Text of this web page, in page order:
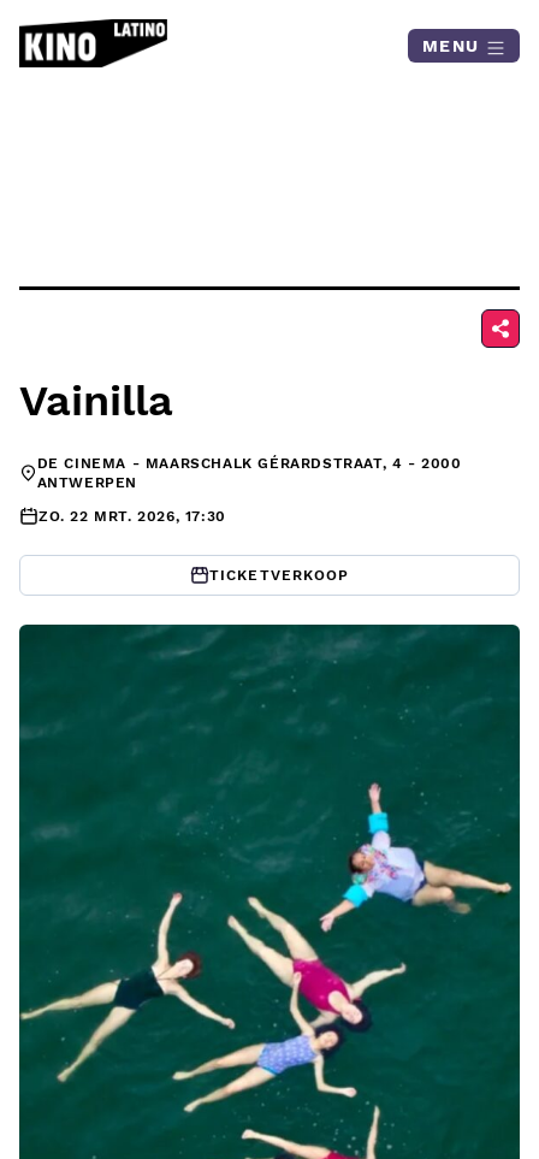
MENU
Vainilla
DE CINEMA - MAARSCHALK GÉRARDSTRAAT, 4 - 2000
ANTWERPEN
ZO. 22 MRT. 2026, 17:30
TICKETVERKOOP